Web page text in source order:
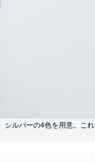
シルバーの4色を用意。これ